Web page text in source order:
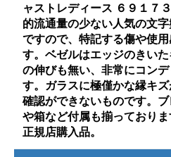
ャストレディース ６９１７
的流通量の少ない人気の文
ですので、特記する傷や使
す。ベゼルはエッジのきい
の伸びも無い、非常にコン
す。ガラスに極僅かな縁キ
確認ができないものです。
や箱など付属も揃っており
正規店購入品。